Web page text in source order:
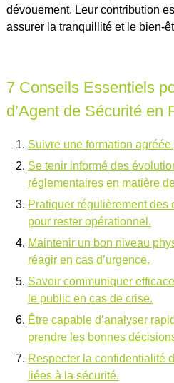
dévouement. Leur contribution
assurer la tranquillité et le bien-
7 Conseils Essentiels
d’Agent de Sécurité en
Suivre une formation
Se tenir informé des
réglementaires en matière
Pratiquer régulièrement des
pour rester opérationnel.
Maintenir un bon niveau
réagir en cas d’urgence.
Savoir communiquer
le public en cas de crise.
Être capable d’analyser
prendre les bonnes
Respecter la confidentialité
liées à la sécurité.